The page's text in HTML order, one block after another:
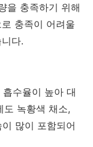
을 충족하기 위해
충족이 어려울
다.
수율이 높아 대
도 녹황색 채소,
많이 포함되어